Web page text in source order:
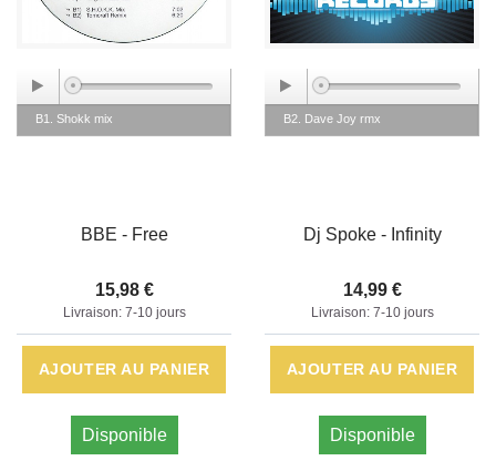
B1. Shokk mix
BBE - Free
15,98 €
Livraison: 7-10 jours
AJOUTER AU PANIER
Disponible
B2. Dave Joy rmx
Dj Spoke - Infinity
14,99 €
Livraison: 7-10 jours
AJOUTER AU PANIER
Disponible